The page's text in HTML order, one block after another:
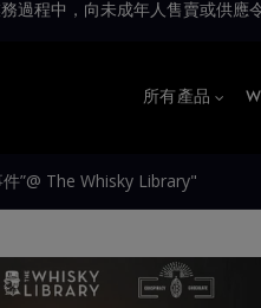
過程中，向未成年人售賣或供
所有產品
”@ The Whisky Library"